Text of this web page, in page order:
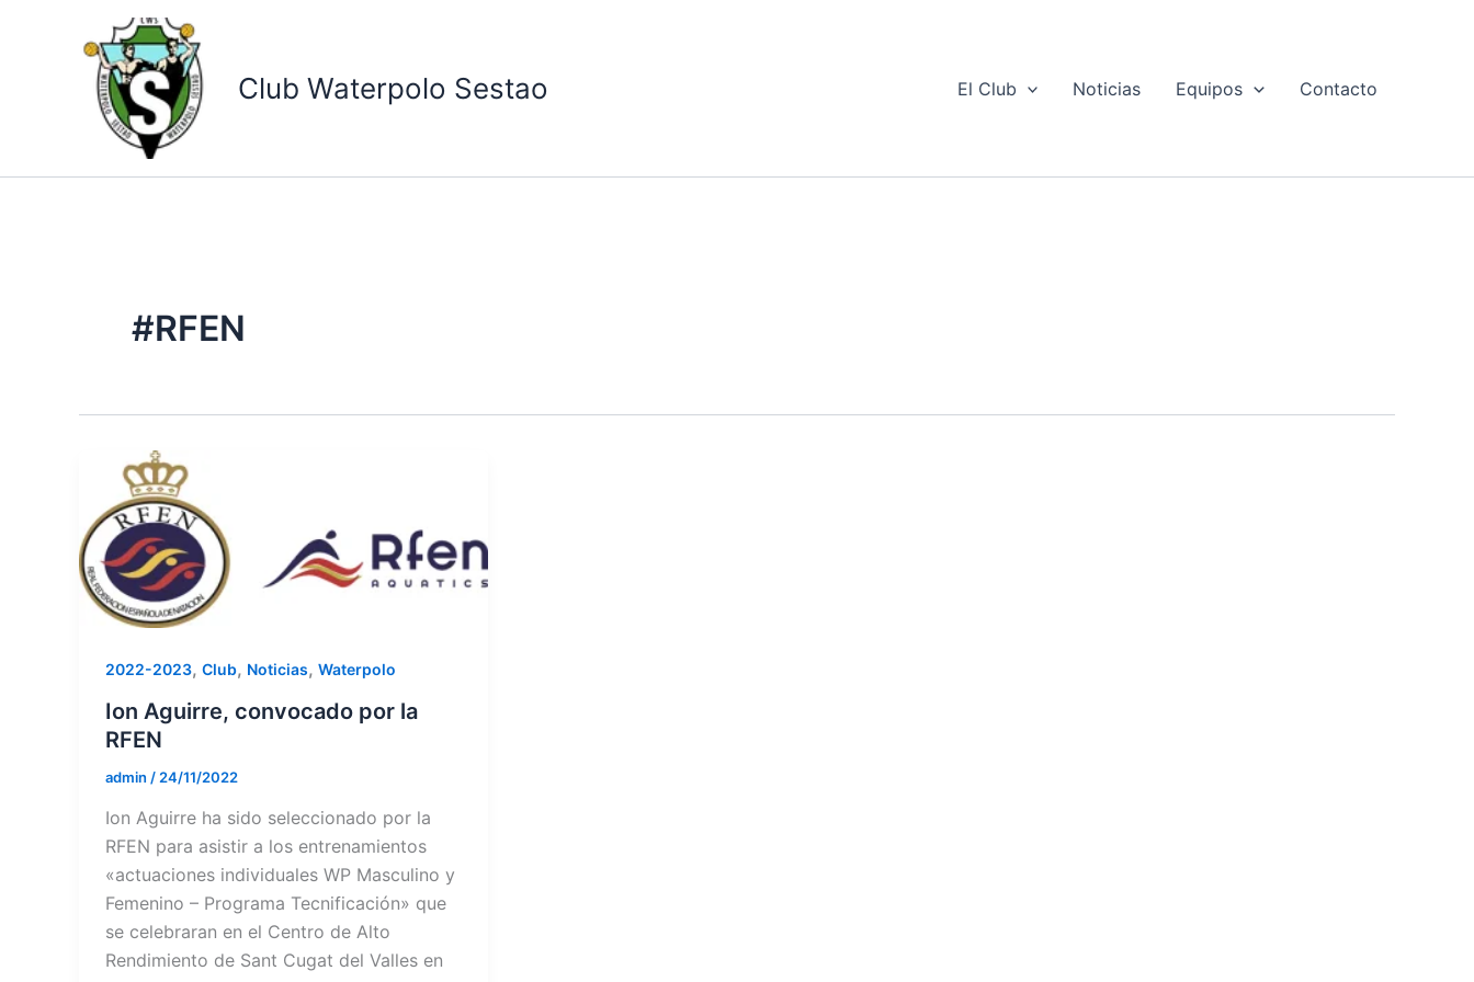
Club Waterpolo Sestao El Club Noticias Equipos Contacto
#RFEN
2022-2023, Club, Noticias, Waterpolo
Ion Aguirre, convocado por la
RFEN
admin / 24/11/2022
Ion Aguirre ha sido seleccionado por la
RFEN para asistir a los entrenamientos
«actuaciones individuales WP Masculino y
Femenino – Programa Tecnificación» que
se celebraran en el Centro de Alto
Rendimiento de Sant Cugat del Valles en